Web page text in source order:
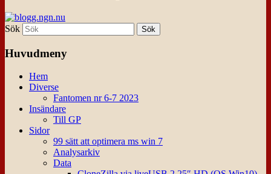
Sök
Huvudmeny
Hem
Diverse
Fantomen nr 6-7 2023
Insändare
Till GP
Sidor
99 sätt att optimera ms win 7
Analysarkiv
Data